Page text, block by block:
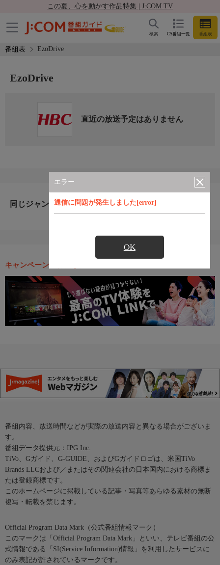
この夏、心を動かす作品特集 | J:COM TV
CS番組一覧 番組表
検索
番組表 EzoDrive
エラー
通信に問題が発生しました[error]
OK
EzoDrive
直近の放送予定はありません
同じジャンルのおすすめ番組
キャンペーン・お得な情報
番組内容、放送時間などが実際の放送内容と異なる場合がございま
す。
番組データ提供元：IPG Inc.
TiVo、Gガイド、G-GUIDE、およびGガイドロゴは、米国TiVo
Brands LLCおよび／またはその関連会社の日本国内における商標ま
たは登録商標です。
このホームページに掲載している記事・写真等あらゆる素材の無断
複写・転載を禁じます。
Official Program Data Mark（公式番組情報マーク）
このマークは「Official Program Data Mark」といい、テレビ番組の公
式情報である「SI(Service Information)情報」を利用したサービスに
のみ表記が許されているマークです。